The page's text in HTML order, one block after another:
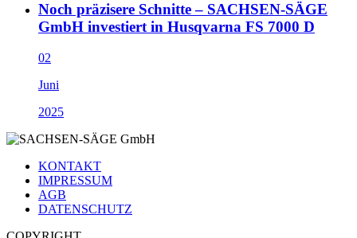
Noch präzisere Schnitte – SACHSEN-SÄGE
GmbH investiert in Husqvarna FS 7000 D
02
Juni
2025
KONTAKT
IMPRESSUM
AGB
DATENSCHUTZ